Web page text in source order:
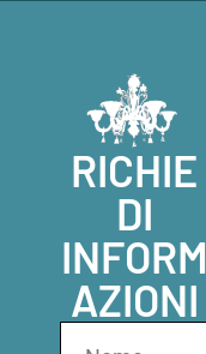
RICHIE
DI
INFORM
AZIONI